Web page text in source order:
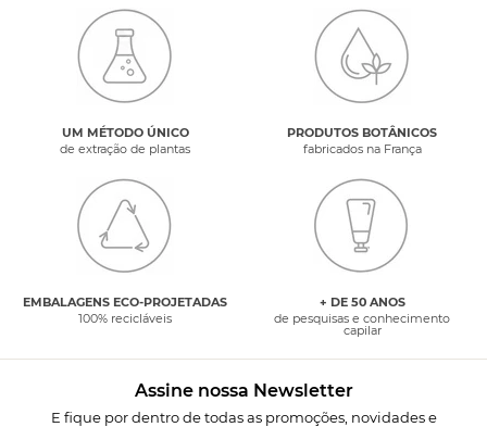
UM MÉTODO ÚNICO
de extração de plantas
PRODUTOS BOTÂNICOS
fabricados na França
EMBALAGENS ECO-PROJETADAS
100% recicláveis
+ DE 50 ANOS
de pesquisas e conhecimento
capilar
Assine nossa Newsletter
E fique por dentro de todas as promoções, novidades e